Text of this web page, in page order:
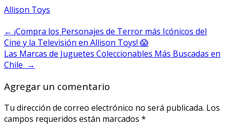
Allison Toys
Navegación
de
entradas
← ¡Compra los Personajes de Terror más Icónicos del
Cine y la Televisión en Allison Toys! 😱
Las Marcas de Juguetes Coleccionables Más Buscadas en
Chile →
Agregar un comentario
Tu dirección de correo electrónico no será publicada. Los
campos requeridos están marcados *